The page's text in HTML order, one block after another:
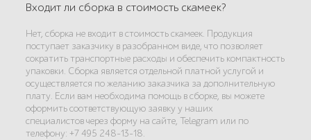
Входит ли сборка в стоимость скамеек?
Нет, сборка не входит в стоимость скамеек. Продукция
поступает заказчику в разобранном виде, что позволяет
сократить транспортные расходы и обеспечить компактность
упаковки. Сборка является отдельной платной услугой и
осуществляется по желанию заказчика за дополнительную
плату. Если вам необходима помощь в сборке, вы можете
оформить соответствующую заявку у наших
специалистов через форму на сайте, Telegram или по
телефону: +7 495 248-13-18.